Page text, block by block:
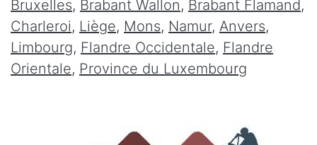
Bruxelles, Brabant Wallon, Brabant Flamand,
Charleroi, Liège, Mons, Namur, Anvers,
Limbourg, Flandre Occidentale, Flandre
Orientale, Province du Luxembourg